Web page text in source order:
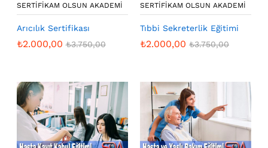
SERTIFIKAM OLSUN AKADEMI
Arıcılık Sertifikası
₺2.000,00 ₺3.750,00
SERTIFIKAM OLSUN AKADEMI
Tıbbi Sekreterlik Eğitimi
₺2.000,00 ₺3.750,00